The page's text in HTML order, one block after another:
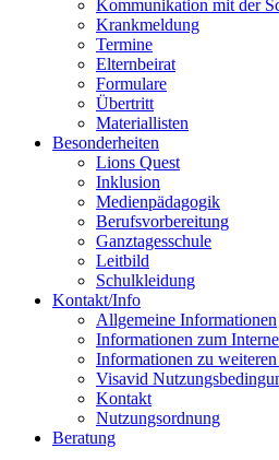
Kommunikation mit der
Krankmeldung
Termine
Elternbeirat
Formulare
Übertritt
Materiallisten
Besonderheiten
Lions Quest
Inklusion
Medienpädagogik
Berufsvorbereitung
Ganztagesschule
Leitbild
Schulkleidung
Kontakt/Info
Allgemeine Informationen
Informationen zum
Informationen zu
Visavid
Kontakt
Nutzungsordnung
Beratung